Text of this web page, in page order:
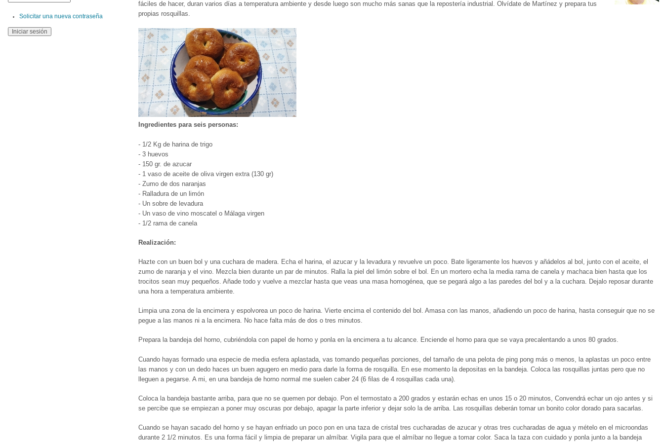
fáciles de hacer, duran varios días a temperatura ambiente y desde luego son mucho más sanas que la repostería industrial. Olvídate de Martínez y prepara tus
propias rosquillas.
Ingredientes para seis personas:
- 1/2 Kg de harina de trigo
- 3 huevos
- 150 gr. de azucar
- 1 vaso de aceite de oliva virgen extra (130 gr)
- Zumo de dos naranjas
- Ralladura de un limón
- Un sobre de levadura
- Un vaso de vino moscatel o Málaga virgen
- 1/2 rama de canela
Realización:
Hazte con un buen bol y una cuchara de madera. Echa el harina, el azucar y la levadura y revuelve un poco. Bate ligeramente los huevos y añádelos al bol, junto con el aceite, el
zumo de naranja y el vino. Mezcla bien durante un par de minutos. Ralla la piel del limón sobre el bol. En un mortero echa la media rama de canela y machaca bien hasta que los
trocitos sean muy pequeños. Añade todo y vuelve a mezclar hasta que veas una masa homogénea, que se pegará algo a las paredes del bol y a la cuchara. Dejalo reposar durante
una hora a temperatura ambiente.
Limpia una zona de la encimera y espolvorea un poco de harina. Vierte encima el contenido del bol. Amasa con las manos, añadiendo un poco de harina, hasta conseguir que no se
pegue a las manos ni a la encimera. No hace falta más de dos o tres minutos.
Prepara la bandeja del horno, cubriéndola con papel de horno y ponla en la encimera a tu alcance. Enciende el horno para que se vaya precalentando a unos 80 grados.
Cuando hayas formado una especie de media esfera aplastada, vas tomando pequeñas porciones, del tamaño de una pelota de ping pong más o menos, la aplastas un poco entre
las manos y con un dedo haces un buen agugero en medio para darle la forma de rosquilla. En ese momento la depositas en la bandeja. Coloca las rosquillas juntas pero que no
lleguen a pegarse. A mi, en una bandeja de horno normal me suelen caber 24 (6 filas de 4 rosquillas cada una).
Coloca la bandeja bastante arriba, para que no se quemen por debajo. Pon el termostato a 200 grados y estarán echas en unos 15 o 20 minutos, Convendrá echar un ojo antes y si
se percibe que se empiezan a poner muy oscuras por debajo, apagar la parte inferior y dejar solo la de arriba. Las rosquillas deberán tomar un bonito color dorado para sacarlas.
Cuando se hayan sacado del horno y se hayan enfriado un poco pon en una taza de cristal tres cucharadas de azucar y otras tres cucharadas de agua y mételo en el microondas
durante 2 1/2 minutos. Es una forma fácil y limpia de preparar un almíbar. Vigila para que el almíbar no llegue a tomar color. Saca la taza con cuidado y ponla junto a la bandeja
Solicitar una nueva contraseña